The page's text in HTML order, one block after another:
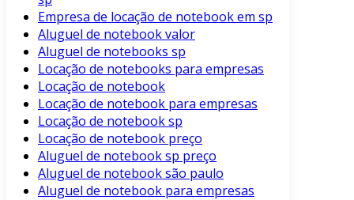
Empresa de locação de notebook em sp
Aluguel de notebook valor
Aluguel de notebooks sp
Locação de notebooks para empresas
Locação de notebook
Locação de notebook para empresas
Locação de notebook sp
Locação de notebook preço
Aluguel de notebook sp preço
Aluguel de notebook são paulo
Aluguel de notebook para empresas